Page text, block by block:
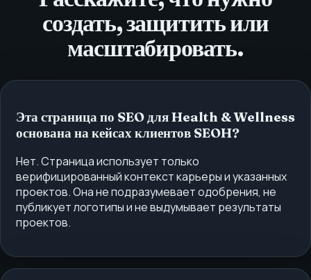
создать, защитить или
масштабировать.
Эта страница по SEO для Health & Wellness
основана на кейсах клиентов SEOH?
Нет. Страница использует только
верифицированный контекст карьеры и указанных
проектов. Она не подразумевает одобрения, не
публикует логотипы и не выдумывает результаты
проектов.